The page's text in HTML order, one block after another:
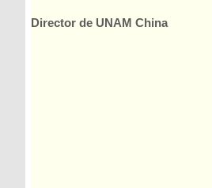
Director de UNAM China